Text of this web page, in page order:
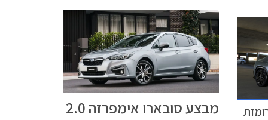
מבצע סובארו אימפרזה 2.0